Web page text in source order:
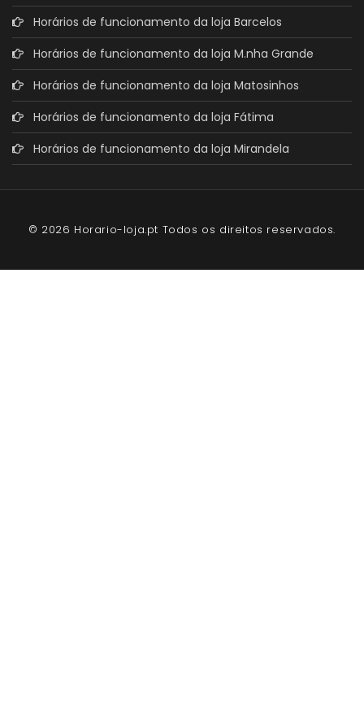
Horários de funcionamento da loja Barcelos
Horários de funcionamento da loja M.nha Grande
Horários de funcionamento da loja Matosinhos
Horários de funcionamento da loja Fátima
Horários de funcionamento da loja Mirandela
© 2026 Horario-loja.pt Todos os direitos reservados.